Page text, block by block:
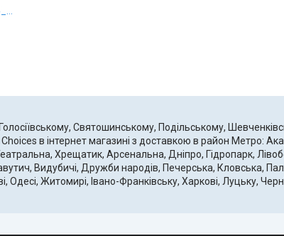
Святошинському, Подільському,
Choices в інтернет магазині з доставкою в район Метро:
Хрещатик, Арсенальна, Дніпро, Гідропарк,
Видубичі, Дружби народів, Печерська, Кловська,
Одесі, Житомирі, Івано-Франківську, Харкові, Луцьку,